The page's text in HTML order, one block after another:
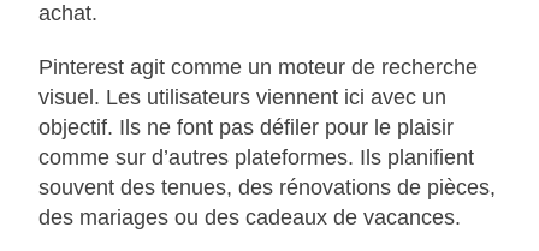
achat.
Pinterest agit comme un moteur de recherche
visuel. Les utilisateurs viennent ici avec un
objectif. Ils ne font pas défiler pour le plaisir
comme sur d’autres plateformes. Ils planifient
souvent des tenues, des rénovations de pièces,
des mariages ou des cadeaux de vacances.